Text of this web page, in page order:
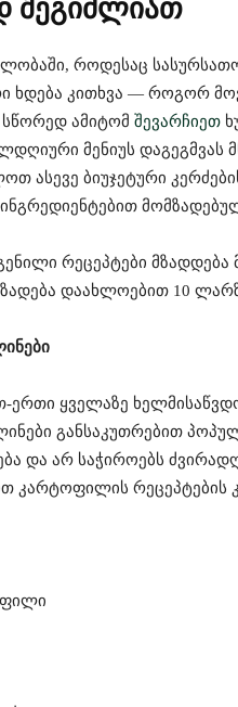
შეგიძლიათ
როდესაც
ხდება კითხვა — როგორ
სწორედ ამიტომ შევარჩიეთ
მენიუს დაგეგმვას
ასევე ბიუჯეტური
რეცეპტები მზადდება
დაახლოებით 10
ყველაზე
განსაკუთრებით
და არ საჭიროებს
კარტოფილის რეცეპტების